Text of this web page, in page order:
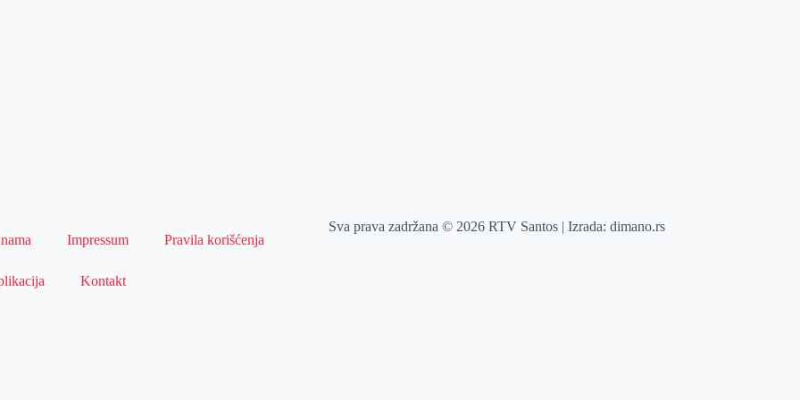
Impressum Pravila korišćenja
Kontakt
Sva prava zadržana © 2026 RTV Santos | Izrada:dimano.rs